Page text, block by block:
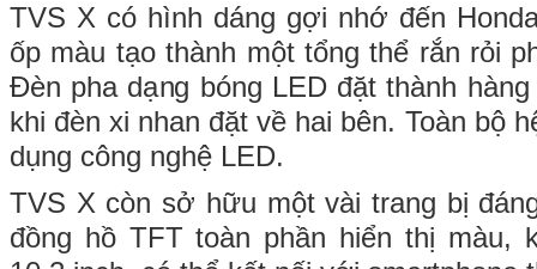
TVS X có hình dáng gợi nhớ đến
ốp màu tạo thành một tổng thể rắn rỏi
Đèn pha dạng bóng LED đặt thành
khi đèn xi nhan đặt về hai bên. Toàn bộ
dụng công nghệ LED.
TVS X còn sở hữu một vài trang bị
đồng hồ TFT toàn phần hiển thị